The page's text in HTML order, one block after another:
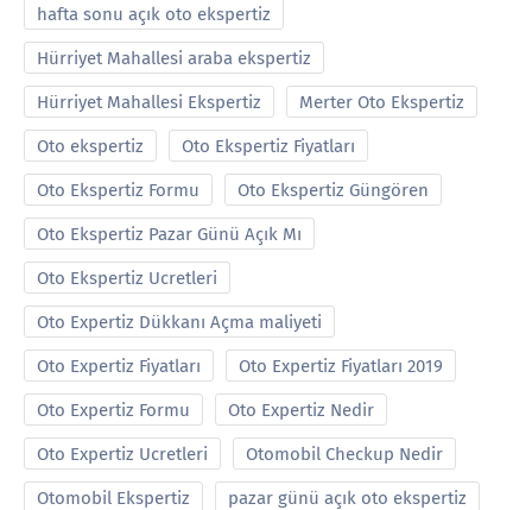
hafta sonu açık oto ekspertiz
Hürriyet Mahallesi araba ekspertiz
Hürriyet Mahallesi Ekspertiz Merter Oto Ekspertiz
Oto ekspertiz Oto Ekspertiz Fiyatları
Oto Ekspertiz Formu Oto Ekspertiz Güngören
Oto Ekspertiz Pazar Günü Açık Mı
Oto Ekspertiz Ucretleri
Oto Expertiz Dükkanı Açma maliyeti
Oto Expertiz Fiyatları Oto Expertiz Fiyatları 2019
Oto Expertiz Formu Oto Expertiz Nedir
Oto Expertiz Ucretleri Otomobil Checkup Nedir
Otomobil Ekspertiz pazar günü açık oto ekspertiz